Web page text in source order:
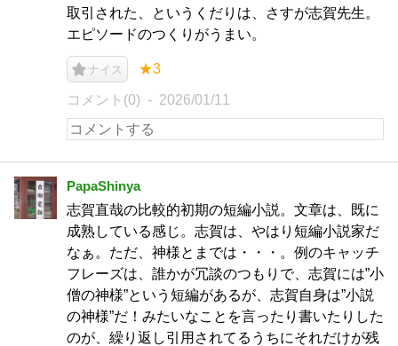
取引された、というくだりは、さすが志賀先生。
エピソードのつくりがうまい。
ナイス ★3
コメント(0) 2026/01/11
PapaShinya
志賀直哉の比較的初期の短編小説。文章は、既に
成熟している感じ。志賀は、やはり短編小説家だ
なぁ。ただ、神様とまでは・・・。例のキャッチ
フレーズは、誰かが冗談のつもりで、志賀には”小
僧の神様”という短編があるが、志賀自身は”小説
の神様”だ！みたいなことを言ったり書いたりした
のが、繰り返し引用されてるうちにそれだけが残